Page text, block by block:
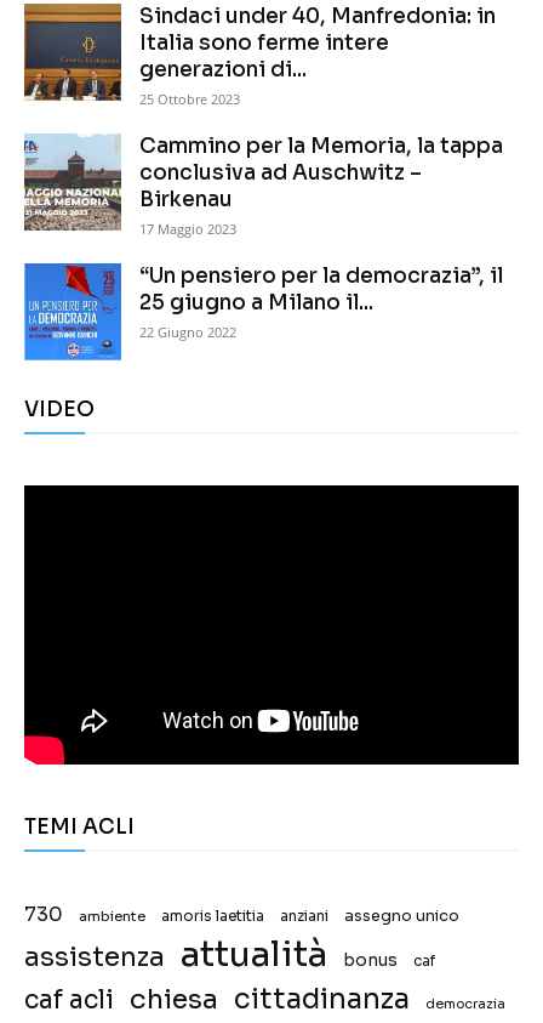
Sindaci under 40, Manfredonia: in
Italia sono ferme intere
generazioni di...
25 Ottobre 2023
Cammino per la Memoria, la tappa
conclusiva ad Auschwitz –
Birkenau
17 Maggio 2023
“Un pensiero per la democrazia”, il
25 giugno a Milano il...
22 Giugno 2022
VIDEO
TEMI ACLI
730 ambiente amoris laetitia anziani assegno unico
assistenza attualità bonus caf
caf acli chiesa cittadinanza democrazia